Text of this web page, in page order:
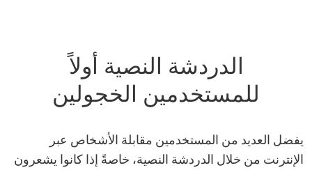
الدردشة النصية أولاً
للمستخدمين الخجولين
يفضل العديد من المستخدمين مقابلة الأشخاص عبر
الإنترنت من خلال الدردشة النصية، خاصةً إذا كانوا يشعرون